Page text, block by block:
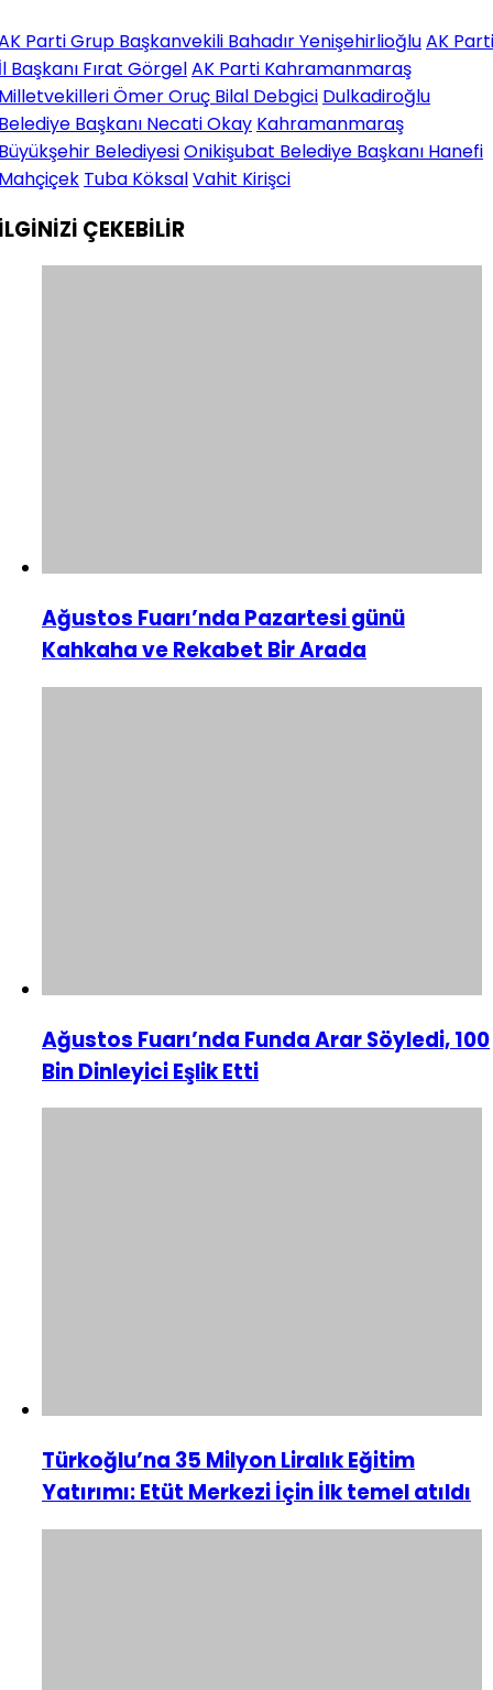
Parti Grup Başkanvekili Bahadır YenişehirlioğluAK Parti
Başkanı Fırat GörgelAK Parti Kahramanmaraş
Ömer Oruç Bilal Debgici Dulkadiroğlu
Başkanı Necati Okay Kahramanmaraş
BelediyesiOnikişubat Belediye Başkanı Hanefi
Tuba KöksalVahit Kirişci
ÇEKEBİLİR
Ağustos Fuarı’nda Pazartesi günü
Kahkaha ve Rekabet Bir Arada
Ağustos Fuarı’nda Funda Arar Söyledi, 100
Bin Dinleyici Eşlik Etti
Türkoğlu’na 35 Milyon Liralık Eğitim
Yatırımı: Etüt Merkezi İçin İlk temel atıldı